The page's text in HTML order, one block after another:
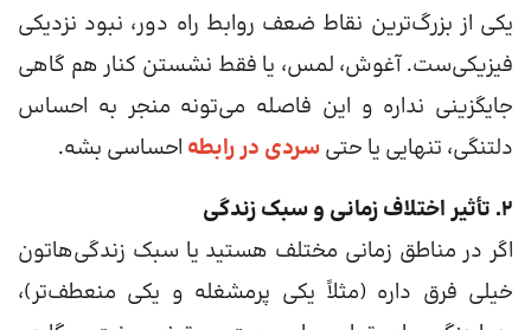
یکی از بزرگ‌ترین نقاط ضعف روابط راه دور، نبود نزدیکی
فیزیکی‌ست. آغوش، لمس، یا فقط نشستن کنار هم گاهی
جایگزینی نداره و این فاصله می‌تونه منجر به احساس
دلتنگی، تنهایی یا حتیسردی در رابطه احساسی بشه.
2. تأثیر اختلاف زمانی و سبک زندگی
اگر در مناطق زمانی مختلف هستید یا سبک زندگی‌هاتون
خیلی فرق داره (مثلاً یکی پرمشغله و یکی منعطف‌تر)،